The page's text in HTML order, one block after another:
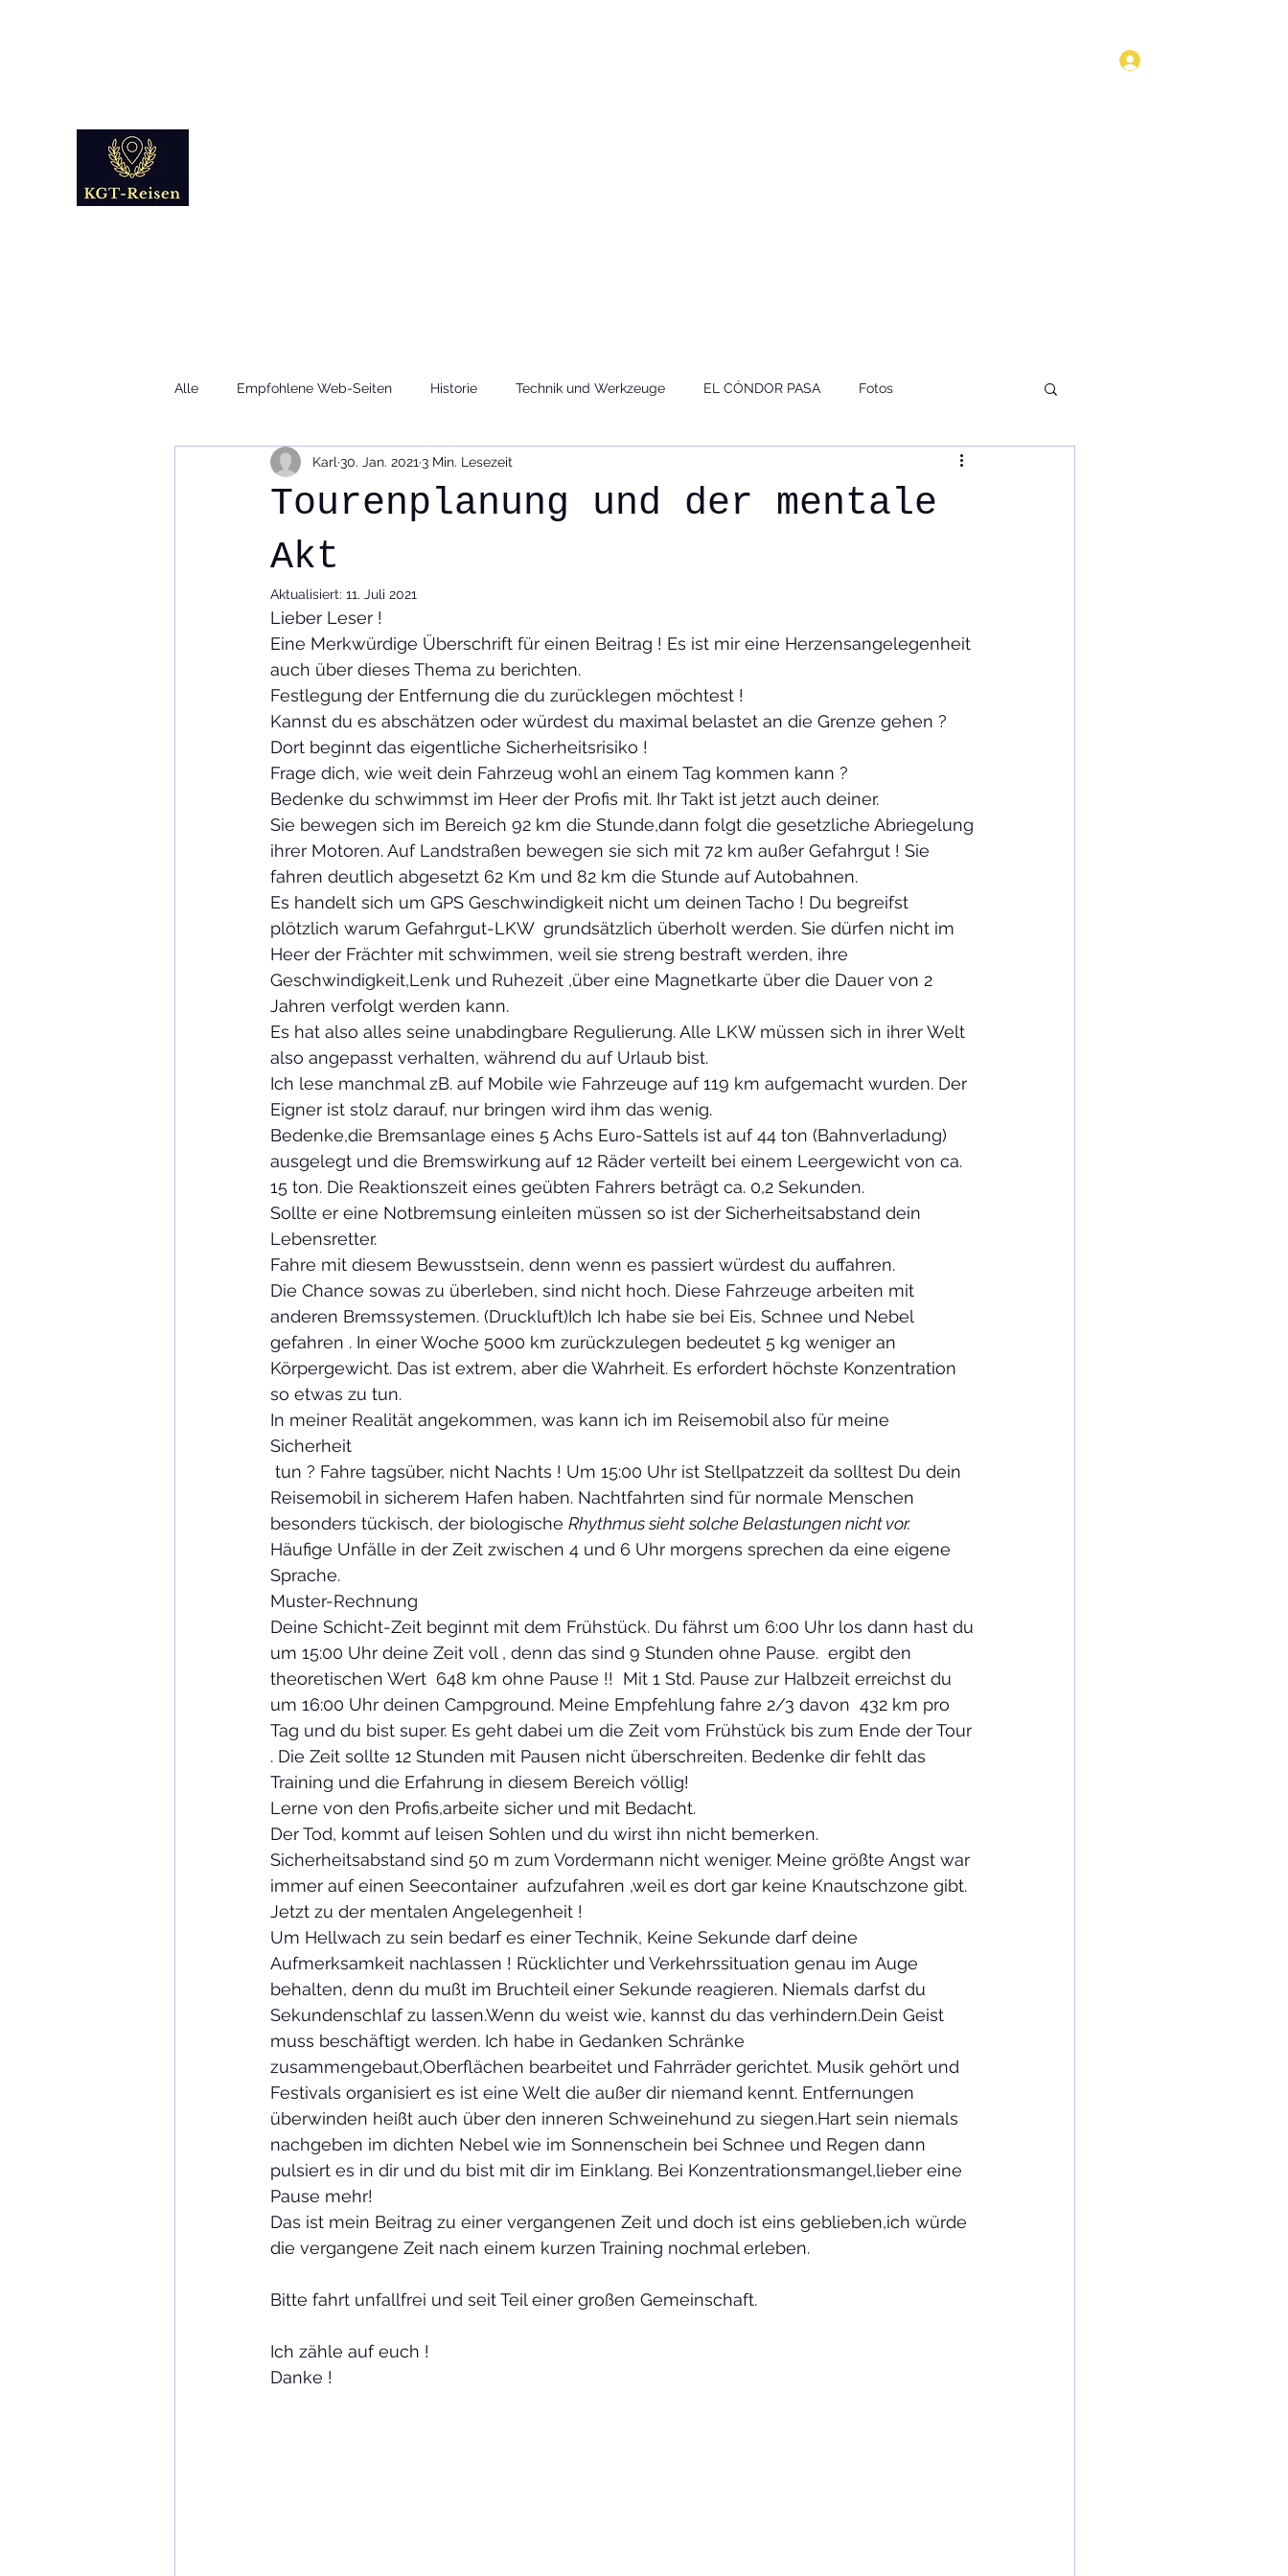
Alle Empfohlene Web-Seiten Historie Technik und Werkzeuge EL CÓNDOR PASA Fotos
Videos Reportagen Codex Presse Kultur im Wandel
Reisemobiltechnik
Tourenplanung und der mentale
Akt
Karl 30. Jan. 2021 3 Min. Lesezeit
Aktualisiert: 11. Juli 2021
Lieber Leser !
Eine Merkwürdige Überschrift für einen Beitrag ! Es ist mir eine Herzensangelegenheit
auch über dieses Thema zu berichten.
Festlegung der Entfernung die du zurücklegen möchtest !
Kannst du es abschätzen oder würdest du maximal belastet an die Grenze gehen ?
Dort beginnt das eigentliche Sicherheitsrisiko !
Frage dich, wie weit dein Fahrzeug wohl an einem Tag kommen kann ?
Bedenke du schwimmst im Heer der Profis mit. Ihr Takt ist jetzt auch deiner.
Sie bewegen sich im Bereich 92 km die Stunde,dann folgt die gesetzliche Abriegelung
ihrer Motoren. Auf Landstraßen bewegen sie sich mit 72 km außer Gefahrgut ! Sie
fahren deutlich abgesetzt 62 Km und 82 km die Stunde auf Autobahnen.
Es handelt sich um GPS Geschwindigkeit nicht um deinen Tacho ! Du begreifst
plötzlich warum Gefahrgut-LKW  grundsätzlich überholt werden. Sie dürfen nicht im
Heer der Frächter mit schwimmen, weil sie streng bestraft werden, ihre
Geschwindigkeit,Lenk und Ruhezeit ,über eine Magnetkarte über die Dauer von 2
Jahren verfolgt werden kann.
Es hat also alles seine unabdingbare Regulierung. Alle LKW müssen sich in ihrer Welt
also angepasst verhalten, während du auf Urlaub bist.
Ich lese manchmal zB. auf Mobile wie Fahrzeuge auf 119 km aufgemacht wurden. Der
Eigner ist stolz darauf, nur bringen wird ihm das wenig.
Bedenke,die Bremsanlage eines 5 Achs Euro-Sattels ist auf 44 ton (Bahnverladung)
ausgelegt und die Bremswirkung auf 12 Räder verteilt bei einem Leergewicht von ca.
15 ton. Die Reaktionszeit eines geübten Fahrers beträgt ca. 0,2 Sekunden.
Sollte er eine Notbremsung einleiten müssen so ist der Sicherheitsabstand dein
Lebensretter.
Fahre mit diesem Bewusstsein, denn wenn es passiert würdest du auffahren.
Die Chance sowas zu überleben, sind nicht hoch. Diese Fahrzeuge arbeiten mit
anderen Bremssystemen. (Druckluft)Ich Ich habe sie bei Eis, Schnee und Nebel
gefahren . In einer Woche 5000 km zurückzulegen bedeutet 5 kg weniger an
Körpergewicht. Das ist extrem, aber die Wahrheit. Es erfordert höchste Konzentration
so etwas zu tun.
In meiner Realität angekommen, was kann ich im Reisemobil also für meine
Sicherheit
Reisemobil in sicherem Hafen haben. Nachtfahrten sind für normale Menschen
besonders tückisch, der biologische Rhythmus sieht solche Belastungen nicht vor.
Häufige Unfälle in der Zeit zwischen 4 und 6 Uhr morgens sprechen da eine eigene
Sprache.
Muster-Rechnung
Deine Schicht-Zeit beginnt mit dem Frühstück. Du fährst um 6:00 Uhr los dann hast du
um 15:00 Uhr deine Zeit voll , denn das sind 9 Stunden ohne Pause.  ergibt den
theoretischen Wert  648 km ohne Pause !!  Mit 1 Std. Pause zur Halbzeit erreichst du
um 16:00 Uhr deinen Campground. Meine Empfehlung fahre 2/3 davon  432 km pro
Tag und du bist super. Es geht dabei um die Zeit vom Frühstück bis zum Ende der Tour
. Die Zeit sollte 12 Stunden mit Pausen nicht überschreiten. Bedenke dir fehlt das
Training und die Erfahrung in diesem Bereich völlig!
Lerne von den Profis,arbeite sicher und mit Bedacht.
Der Tod, kommt auf leisen Sohlen und du wirst ihn nicht bemerken.
Sicherheitsabstand sind 50 m zum Vordermann nicht weniger. Meine größte Angst war
immer auf einen Seecontainer  aufzufahren ,weil es dort gar keine Knautschzone gibt.
Jetzt zu der mentalen Angelegenheit !
Um Hellwach zu sein bedarf es einer Technik, Keine Sekunde darf deine
Aufmerksamkeit nachlassen ! Rücklichter und Verkehrssituation genau im Auge
behalten, denn du mußt im Bruchteil einer Sekunde reagieren. Niemals darfst du
Sekundenschlaf zu lassen.Wenn du weist wie, kannst du das verhindern.Dein Geist
muss beschäftigt werden. Ich habe in Gedanken Schränke
zusammengebaut,Oberflächen bearbeitet und Fahrräder gerichtet. Musik gehört und
Festivals organisiert es ist eine Welt die außer dir niemand kennt. Entfernungen
überwinden heißt auch über den inneren Schweinehund zu siegen.Hart sein niemals
nachgeben im dichten Nebel wie im Sonnenschein bei Schnee und Regen dann
pulsiert es in dir und du bist mit dir im Einklang. Bei Konzentrationsmangel,lieber eine
Pause mehr!
Das ist mein Beitrag zu einer vergangenen Zeit und doch ist eins geblieben,ich würde
die vergangene Zeit nach einem kurzen Training nochmal erleben.
Bitte fahrt unfallfrei und seit Teil einer großen Gemeinschaft.
Ich zähle auf euch !
Danke !